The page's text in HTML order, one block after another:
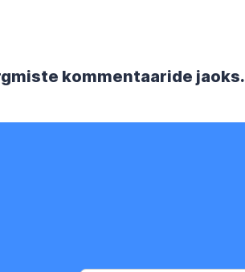
kommentaaride jaoks.